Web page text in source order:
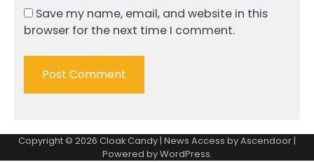
Save my name, email, and website in this
browser for the next time I comment.
Copyright © 2026 Cloak Candy | News Access byAscendoor |
Powered byWordPress.